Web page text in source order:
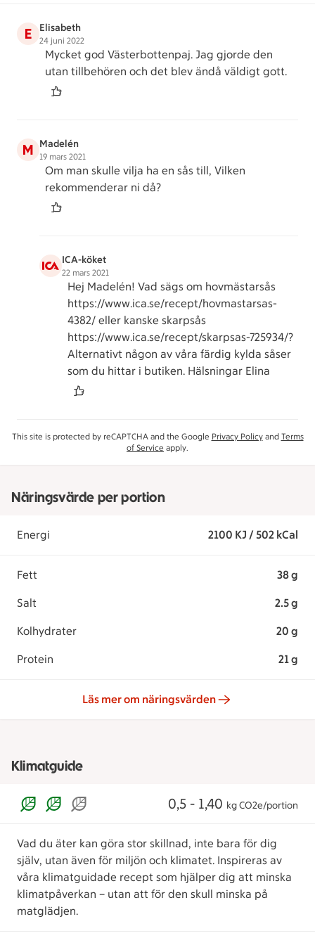
E Elisabeth
24 juni 2022
Mycket god Västerbottenpaj. Jag gjorde den
utan tillbehören och det blev ändå väldigt gott.
M Madelén
19 mars 2021
Om man skulle vilja ha en sås till, Vilken
rekommenderar ni då?
ICA-köket
22 mars 2021
Hej Madelén! Vad sägs om hovmästarsås
https://www.ica.se/recept/hovmastarsas-
4382/ eller kanske skarpsås
https://www.ica.se/recept/skarpsas-725934/?
Alternativt någon av våra färdig kylda såser
som du hittar i butiken. Hälsningar Elina
This site is protected by reCAPTCHA and the Google Privacy Policyand Terms
of Service apply.
Näringsvärde per portion
Energi 2100 KJ / 502 kCal
Fett 38 g
Salt 2.5 g
Kolhydrater 20 g
Protein 21 g
Läs mer om näringsvärden
Klimatguide
0,5 - 1,40 kg CO2e/portion
Vad du äter kan göra stor skillnad, inte bara för dig
själv, utan även för miljön och klimatet. Inspireras av
våra klimatguidade recept som hjälper dig att minska
klimatpåverkan – utan att för den skull minska på
matglädjen.